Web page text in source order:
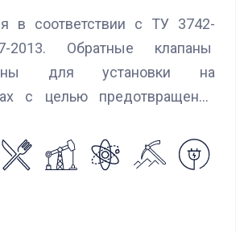
в соответствии с ТУ 3742-
2013. Обратные клапаны
для установки на
с целью предотвращения
жидкостей, эмульсий,
и пропуска их в прямом